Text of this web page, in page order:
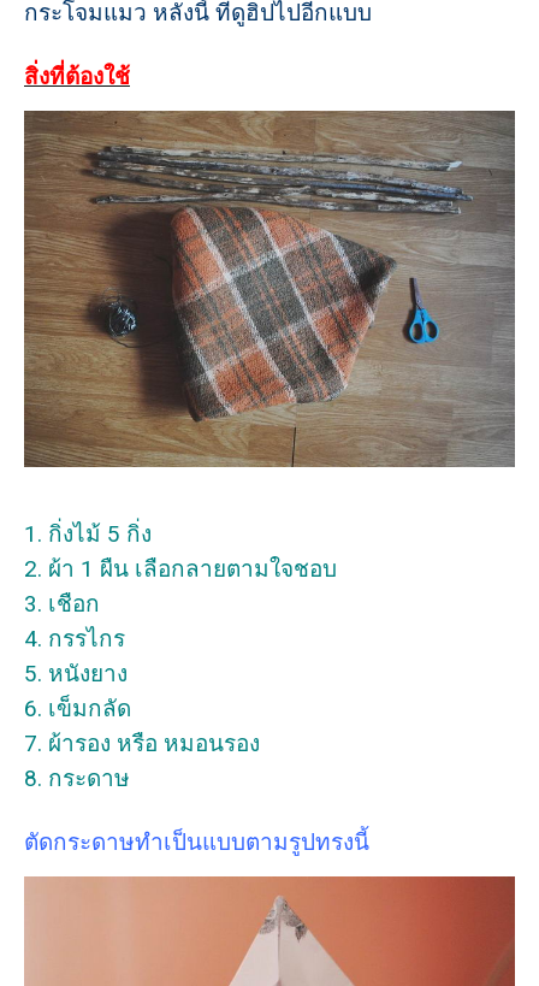
กระโจมแมว หลังนี้ ที่ดูฮิปไปอีกแบบ
สิ่งที่ต้องใช้
1. กิ่งไม้ 5 กิ่ง
2. ผ้า 1 ผืน เลือกลายตามใจชอบ
3. เชือก
4. กรรไกร
5. หนังยาง
6. เข็มกลัด
7. ผ้ารอง หรือ หมอนรอง
8. กระดาษ
ตัดกระดาษทำเป็นแบบตามรูปทรงนี้